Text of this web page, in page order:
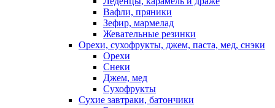
Вафли, пряники
Зефир, мармелад
Жевательные резинки
Орехи, сухофрукты, джем, паста, мед, снэки
Орехи
Снеки
Джем, мед
Сухофрукты
Сухие завтраки, батончики